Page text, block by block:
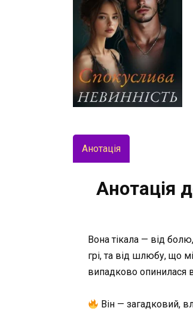
Анотація
Анотація
Вона тікала — від
грі, та від шлюбу, що
випадково опинилася
Він — загадковий,